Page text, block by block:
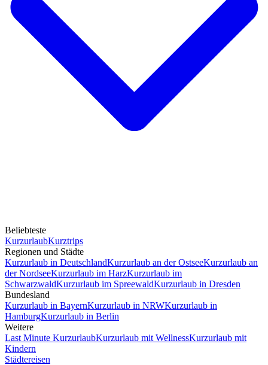
Beliebteste
KurzurlaubKurztrips
Regionen und Städte
Kurzurlaub in DeutschlandKurzurlaub an der OstseeKurzurlaub an
der NordseeKurzurlaub im HarzKurzurlaub im
SchwarzwaldKurzurlaub im SpreewaldKurzurlaub in Dresden
Bundesland
Kurzurlaub in BayernKurzurlaub in NRWKurzurlaub in
HamburgKurzurlaub in Berlin
Weitere
Last Minute KurzurlaubKurzurlaub mit WellnessKurzurlaub mit
Kindern
Städtereisen